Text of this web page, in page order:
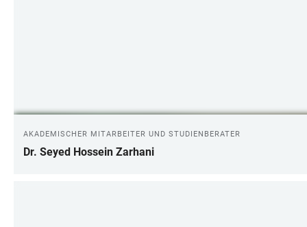
AKADEMISCHER MITARBEITER UND STUDIENBERATER
Dr. Seyed Hossein Zarhani